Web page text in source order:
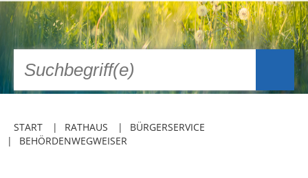
START RATHAUS
BÜRGERSERVICE
BEHÖRDENWEGWEISER